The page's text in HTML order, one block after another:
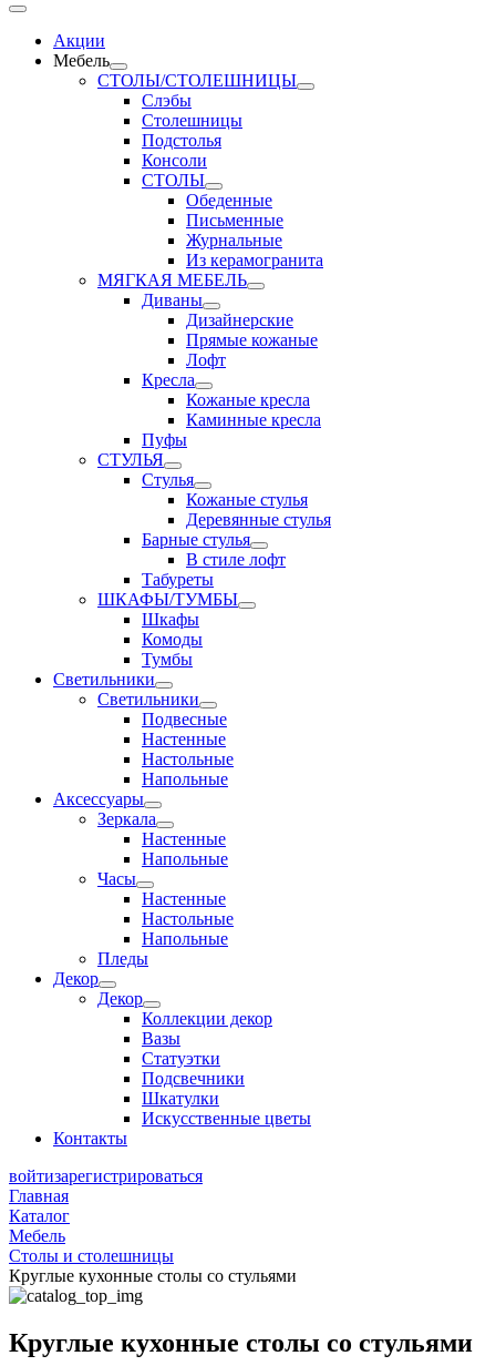
Акции
Мебель
СТОЛЫ/СТОЛЕШНИЦЫ
Слэбы
Столешницы
Подстолья
Консоли
СТОЛЫ
Обеденные
Письменные
Журнальные
Из керамогранита
МЯГКАЯ МЕБЕЛЬ
Диваны
Дизайнерские
Прямые кожаные
Лофт
Кресла
Кожаные кресла
Каминные кресла
Пуфы
СТУЛЬЯ
Стулья
Кожаные стулья
Деревянные стулья
Барные стулья
В стиле лофт
Табуреты
ШКАФЫ/ТУМБЫ
Шкафы
Комоды
Тумбы
Светильники
Светильники
Подвесные
Настенные
Настольные
Напольные
Аксессуары
Зеркала
Настенные
Напольные
Часы
Настенные
Настольные
Напольные
Пледы
Декор
Декор
Коллекции декор
Вазы
Статуэтки
Подсвечники
Шкатулки
Искусственные цветы
Контакты
войтизарегистрироваться
Главная
Каталог
Мебель
Столы и столешницы
Круглые кухонные столы со стульями
Круглые кухонные столы со стульями